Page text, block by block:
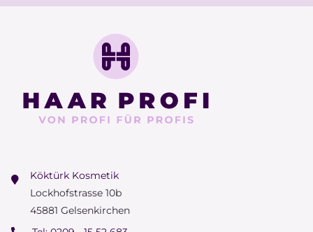
Köktürk Kosmetik
Lockhofstrasse 10b
45881 Gelsenkirchen